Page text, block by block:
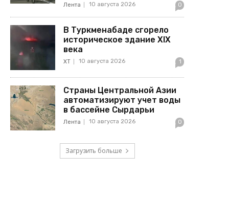
Лента 10 августа 2026 0
В Туркменабаде сгорело
историческое здание XIX
века
ХТ 10 августа 2026 1
Страны Центральной Азии
автоматизируют учет воды
в бассейне Сырдарьи
Лента 10 августа 2026 0
Загрузить больше